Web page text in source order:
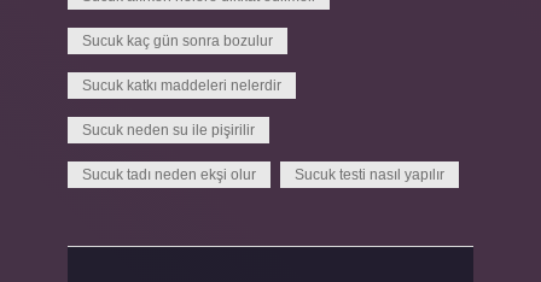
Sucuk kaç gün sonra bozulur
Sucuk katkı maddeleri nelerdir
Sucuk neden su ile pişirilir
Sucuk tadı neden ekşi olur Sucuk testi nasıl yapılır